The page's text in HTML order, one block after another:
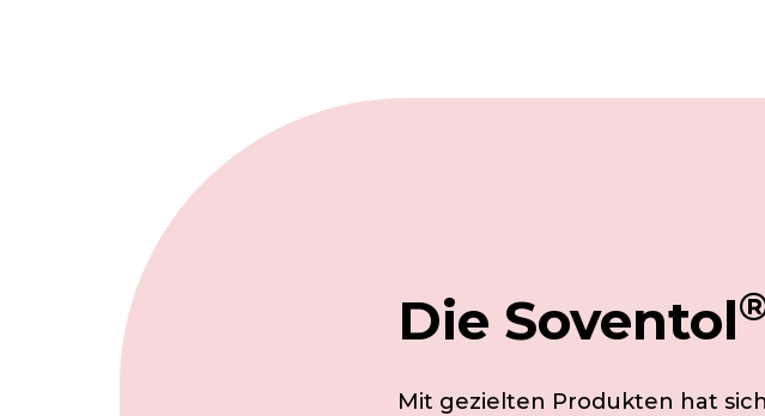
Die Soventol
Mit gezielten Produkten hat